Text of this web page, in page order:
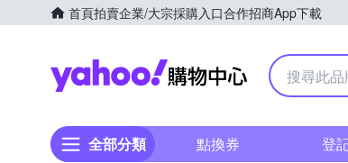
首頁拍賣企業/大宗採購入口合作招商App下載
Yahoo購物中心
全部分類 點換券 登